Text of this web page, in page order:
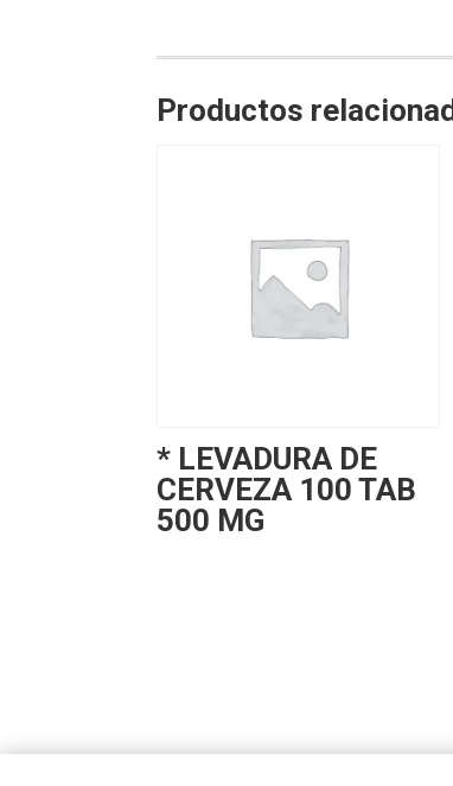
Productos
* LEVADURA DE
CERVEZA 100 TAB
500 MG